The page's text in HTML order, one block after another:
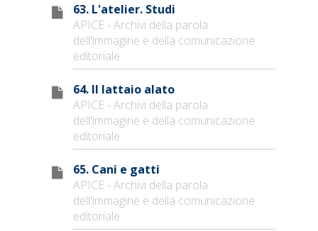
63. L'atelier. Studi
APICE - Archivi della parola
dell'immagine e della comunicazione
editoriale
64. Il lattaio alato
APICE - Archivi della parola
dell'immagine e della comunicazione
editoriale
65. Cani e gatti
APICE - Archivi della parola
dell'immagine e della comunicazione
editoriale